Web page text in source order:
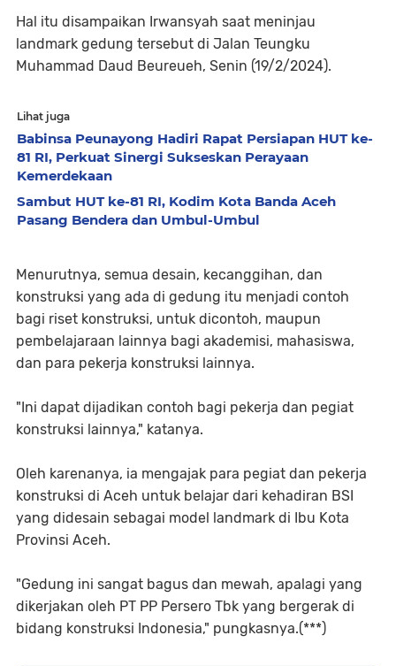
Hal itu disampaikan Irwansyah saat meninjau
landmark gedung tersebut di Jalan Teungku
Muhammad Daud Beureueh, Senin (19/2/2024).
Lihat juga
Babinsa Peunayong Hadiri Rapat Persiapan HUT ke-
81 RI, Perkuat Sinergi Sukseskan Perayaan
Kemerdekaan
Sambut HUT ke-81 RI, Kodim Kota Banda Aceh
Pasang Bendera dan Umbul-Umbul
Menurutnya, semua desain, kecanggihan, dan
konstruksi yang ada di gedung itu menjadi contoh
bagi riset konstruksi, untuk dicontoh, maupun
pembelajaraan lainnya bagi akademisi, mahasiswa,
dan para pekerja konstruksi lainnya.
"Ini dapat dijadikan contoh bagi pekerja dan pegiat
konstruksi lainnya," katanya.
Oleh karenanya, ia mengajak para pegiat dan pekerja
konstruksi di Aceh untuk belajar dari kehadiran BSI
yang didesain sebagai model landmark di Ibu Kota
Provinsi Aceh.
"Gedung ini sangat bagus dan mewah, apalagi yang
dikerjakan oleh PT PP Persero Tbk yang bergerak di
bidang konstruksi Indonesia," pungkasnya.(***)